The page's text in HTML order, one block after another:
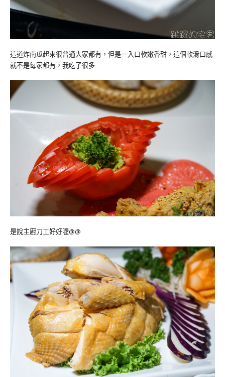
這道炸南瓜起來很普通大家都有，但是一入口軟嫩香甜，這個軟滑口感
就不是每家都有，我吃了很多
是說主廚刀工好好喔@@